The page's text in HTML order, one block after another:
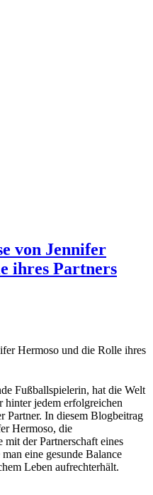
von Jennifer
ihres Partners
Fußballspielerin, hat die Welt
hinter jedem erfolgreichen
Partner. In diesem Blogbeitrag
Hermoso, die
der Partnerschaft eines
eine gesunde Balance
Leben aufrechterhält.